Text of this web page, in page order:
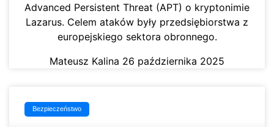
Advanced Persistent Threat (APT) o kryptonimie
Lazarus. Celem ataków były przedsiębiorstwa z
europejskiego sektora obronnego.
Mateusz Kalina 26 października 2025
Bezpieczeństwo